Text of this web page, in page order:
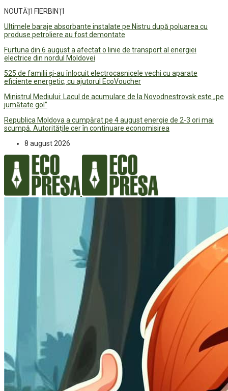
NOUTĂȚI FIERBINȚI
Ultimele baraje absorbante instalate pe Nistru după poluarea cu
produse petroliere au fost demontate
Furtuna din 6 august a afectat o linie de transport al energiei
electrice din nordul Moldovei
525 de familii și-au înlocuit electrocasnicele vechi cu aparate
eficiente energetic, cu ajutorul EcoVoucher
Ministrul Mediului: Lacul de acumulare de la Novodnestrovsk este „pe
jumătate gol”
Republica Moldova a cumpărat pe 4 august energie de 2-3 ori mai
scumpă. Autoritățile cer în continuare economisirea
8 august 2026